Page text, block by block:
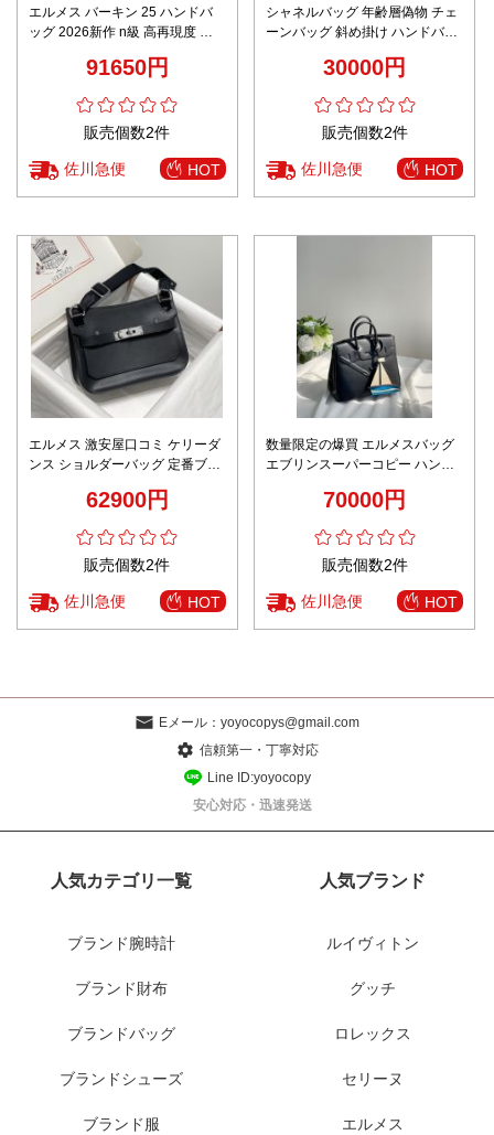
エルメス バーキン 25 ハンドバ
ッグ 2026新作 n級 高再現度 本
上げ 安心サイト 秘密厳守配送
91650円
販売個数2件
佐川急便 HOT
シャネルバッグ 年齢層偽物 チェ
ーンバッグ 斜め掛け ハンドバッ
30000円
販売個数2件
佐川急便 HOT
エルメス 激安屋口コミ ケリーダ
ンス ショルダーバッグ 定番ブラ
ィテール 高級感仕上げ 安心サイ
62900円
販売個数2件
佐川急便 HOT
数量限定の爆買 エルメスバッグ
エブリンスーパーコピー ハンド
70000円
販売個数2件
佐川急便 HOT
Eメール： yoyocopys@gmail.com
信頼第一・丁寧対応
Line ID:yoyocopy
安心対応・迅速発送
人気カテゴリ一覧
ブランド腕時計
ブランド財布
ブランドバッグ
ブランドシューズ
ブランド服
人気ブランド
ルイヴィトン
グッチ
ロレックス
セリーヌ
エルメス